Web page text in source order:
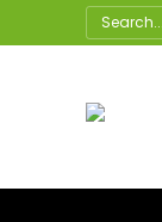
Search: